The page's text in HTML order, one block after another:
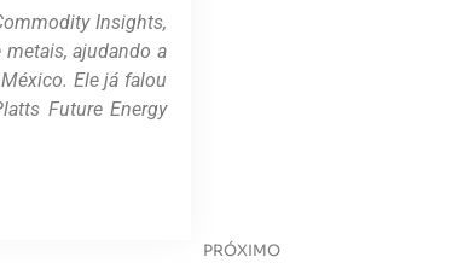
Insights,
ajudando a
Ele já falou
Future Energy
PRÓXIMO